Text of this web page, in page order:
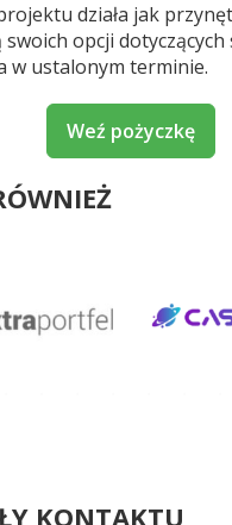
działa jak
opcji dotyczących
w ustalonym terminie.
Weź pożyczkę
KONTAKTU